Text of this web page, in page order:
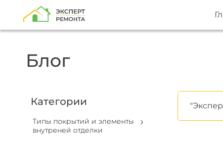
Блог
Категории
Типы покрытий и элементы
внутреней отделки